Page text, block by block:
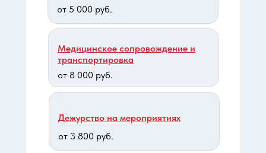
от 5 000 руб.
Медицинское сопровождение и
транспортировка
от 8 000 руб.
Дежурство на мероприятиях
от 3 800 руб.